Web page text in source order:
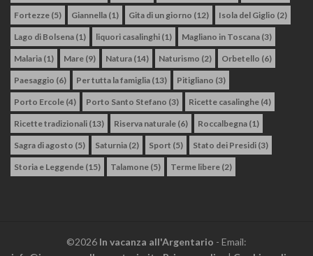
Fortezze (5) Giannella (1) Gita di un giorno (12) Isola del Giglio (2)
Lago di Bolsena (1) liquori casalinghi (1) Magliano in Toscana (3)
Malaria (1) Mare (9) Natura (14) Naturismo (2) Orbetello (6)
Paesaggio (6) Per tutta la famiglia (13) Pitigliano (3)
Porto Ercole (4) Porto Santo Stefano (3) Ricette casalinghe (4)
Ricette tradizionali (13) Riserva naturale (6) Roccalbegna (1)
Sagra di agosto (5) Saturnia (2) Sport (5) Stato dei Presidi (3)
Storia e Leggende (15) Talamone (5) Terme libere (2)
©2026 In vacanza all'Argentario - Email: